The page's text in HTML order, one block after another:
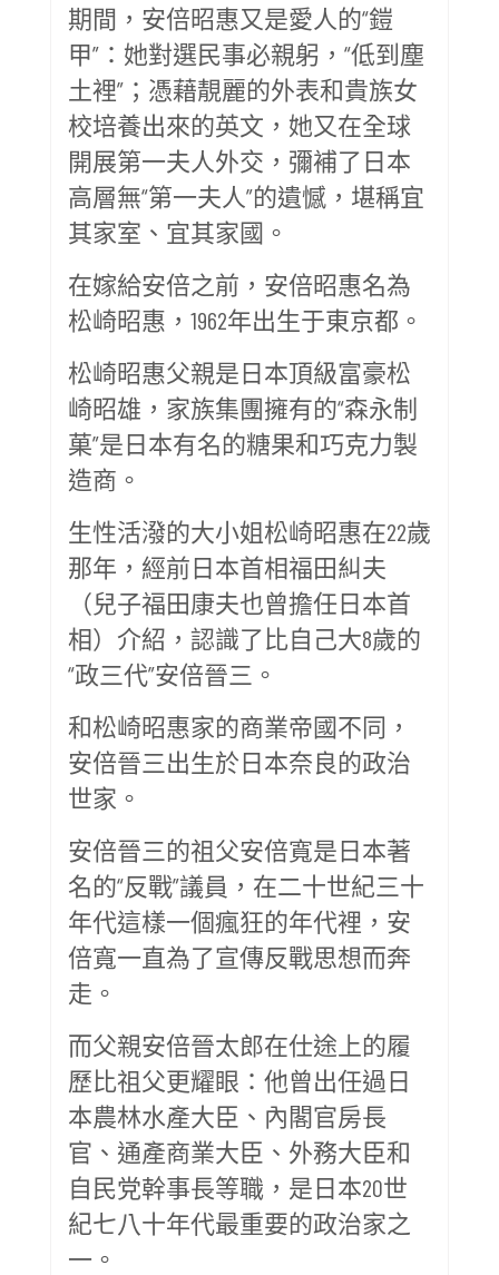
期間，安倍昭惠又是愛人的“鎧
甲”：她對選民事必親躬，“低到塵
土裡”；憑藉靚麗的外表和貴族女
校培養出來的英文，她又在全球
開展第一夫人外交，彌補了日本
高層無“第一夫人”的遺憾，堪稱宜
其家室、宜其家國。
在嫁給安倍之前，安倍昭惠名為
松崎昭惠，1962年出生于東京都。
松崎昭惠父親是日本頂級富豪松
崎昭雄，家族集團擁有的“森永制
菓”是日本有名的糖果和巧克力製
造商。
生性活潑的大小姐松崎昭惠在22歲
那年，經前日本首相福田糾夫
（兒子福田康夫也曾擔任日本首
相）介紹，認識了比自己大8歲的
“政三代”安倍晉三。
和松崎昭惠家的商業帝國不同，
安倍晉三出生於日本奈良的政治
世家。
安倍晉三的祖父安倍寬是日本著
名的“反戰”議員，在二十世紀三十
年代這樣一個瘋狂的年代裡，安
倍寬一直為了宣傳反戰思想而奔
走。
而父親安倍晉太郎在仕途上的履
歷比祖父更耀眼：他曾出任過日
本農林水產大臣、內閣官房長
官、通產商業大臣、外務大臣和
自民党幹事長等職，是日本20世
紀七八十年代最重要的政治家之
一。